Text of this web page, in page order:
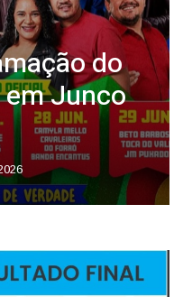
do
Junco